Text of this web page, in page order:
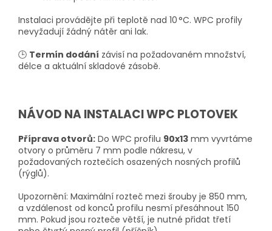
Instalaci provádějte při teplotě nad 10 °C. WPC profily
nevyžadují žádný nátěr ani lak.
🕒 Termín dodání závisí na požadovaném množství,
délce a aktuální skladové zásobě.
NÁVOD NA INSTALACI WPC PLOTOVEK
Příprava otvorů: Do WPC profilu 90x13 mm vyvrtáme
otvory o průměru 7 mm podle nákresu, v
požadovaných roztečích osazených nosných profilů
(rýglů).
Upozornění: Maximální rozteč mezi šrouby je 850 mm,
a vzdálenost od konců profilu nesmí přesáhnout 150
mm. Pokud jsou rozteče větší, je nutné přidat třetí